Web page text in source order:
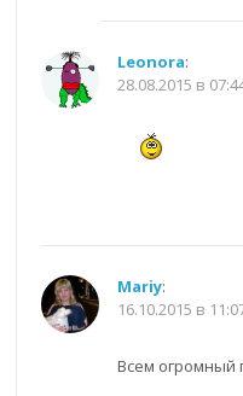
Leonora:
28.08.2015 в
Mariy:
16.10.2015 в
Всем огромный